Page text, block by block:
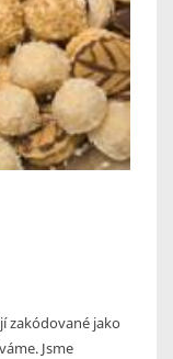
zakódované jako
Jsme